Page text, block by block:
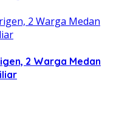
2 Warga Medan